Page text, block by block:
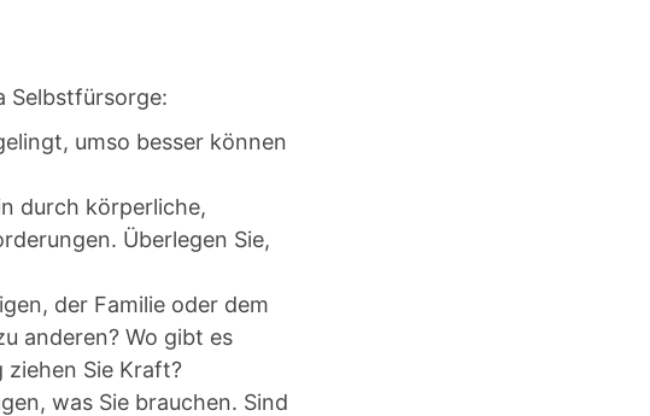
Selbstfürsorge:
umso besser können
durch körperliche,
Überlegen Sie,
der Familie oder dem
anderen? Wo gibt es
ziehen Sie Kraft?
was Sie brauchen. Sind